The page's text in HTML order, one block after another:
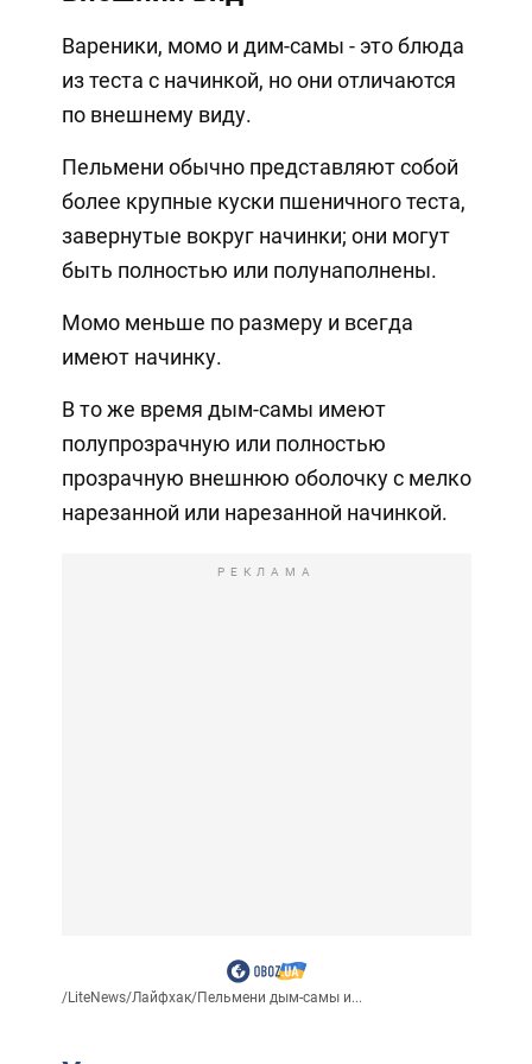
Вареники, момо и дим-самы - это блюда
из теста с начинкой, но они отличаются
по внешнему виду.
Пельмени обычно представляют собой
более крупные куски пшеничного теста,
завернутые вокруг начинки; они могут
быть полностью или полунаполнены.
Момо меньше по размеру и всегда
имеют начинку.
В то же время дым-самы имеют
полупрозрачную или полностью
прозрачную внешнюю оболочку с мелко
нарезанной или нарезанной начинкой.
РЕКЛАМА
/LiteNews/Лайфхак/Пельмени дым-самы и...